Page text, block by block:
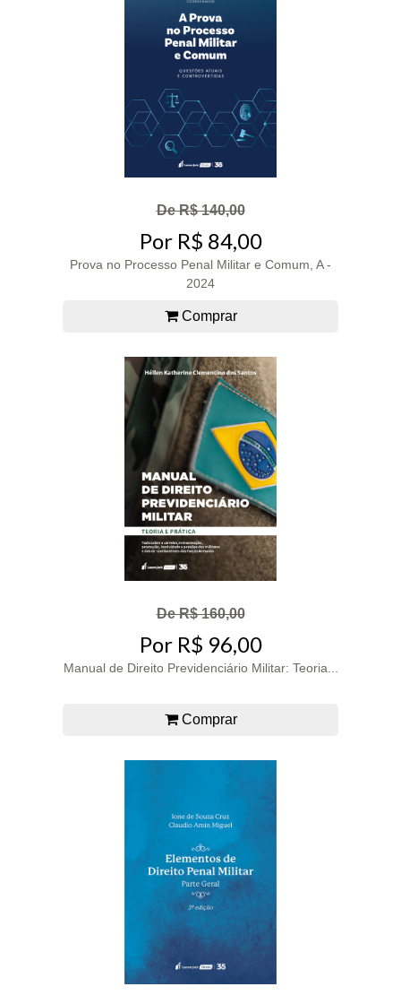
De R$ 140,00
Por R$ 84,00
Prova no Processo Penal Militar e Comum, A -
2024
Comprar
De R$ 160,00
Por R$ 96,00
Manual de Direito Previdenciário Militar: Teoria...
Comprar